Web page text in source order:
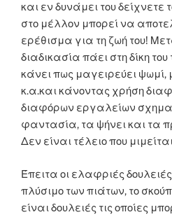
και εν δυνάμει του δείχνετε
στο μέλλον μπορεί να
ερέθισμα για τη ζωή του!
διαδικασία πάει στη δίκη
κάνει πως μαγειρεύει
κ.α.και κάνοντας χρήση
διαφόρων εργαλείων
φαντασία, τα ψήνει και τα
Δεν είναι τέλειο που
Έπειτα οι ελαφριές δουλειές
πλύσιμο των πιάτων, το
είναι δουλειές τις οποίες